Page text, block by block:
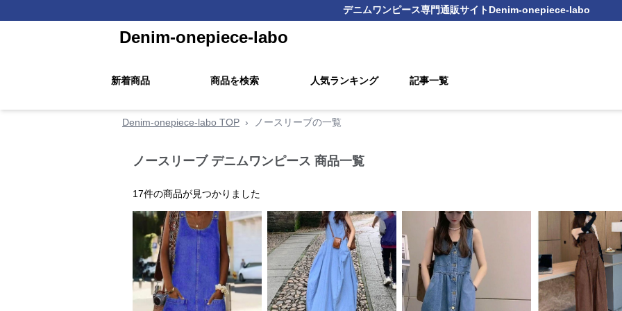
デニムワンピース専門通販サイトDenim-onepiece-labo
Denim-onepiece-labo
新着商品 商品を検索 人気ランキング 記事一覧
Denim-onepiece-labo TOP › ノースリーブの一覧
ノースリーブ デニムワンピース 商品一覧
17件の商品が見つかりました